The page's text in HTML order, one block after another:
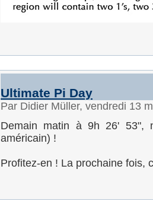
Ultimate Pi Day
Par Didier Müller, vendredi 13
Demain matin à 9h 26' 53",
américain) !
Profitez-en ! La prochaine fois,